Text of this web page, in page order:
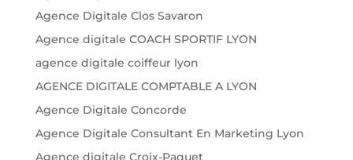
Agence Digitale Clos Savaron
Agence digitale COACH SPORTIF LYON
agence digitale coiffeur lyon
AGENCE DIGITALE COMPTABLE A LYON
Agence Digitale Concorde
Agence Digitale Consultant En Marketing Lyon
Agence digitale Croix-Paquet